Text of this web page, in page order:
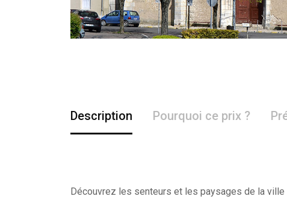
Description Pourquoi ce prix ?
Découvrez les senteurs et les paysages de la